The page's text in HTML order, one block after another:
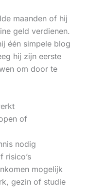
maanden of hij
geld verdienen.
één simpele blog
hij zijn eerste
om door te
of
nodig
risico’s
mogelijk
gezin of studie